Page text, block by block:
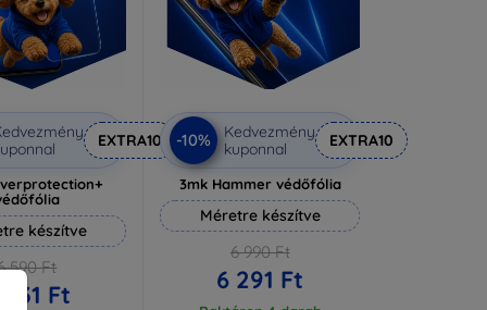
EXTRA10
készítve
590 Ft
931 Ft
-10%
Kedvezmény
kuponnal
EXTRA10
3mk Hammer védőfólia
Méretre készítve
6 990 Ft
6 291 Ft